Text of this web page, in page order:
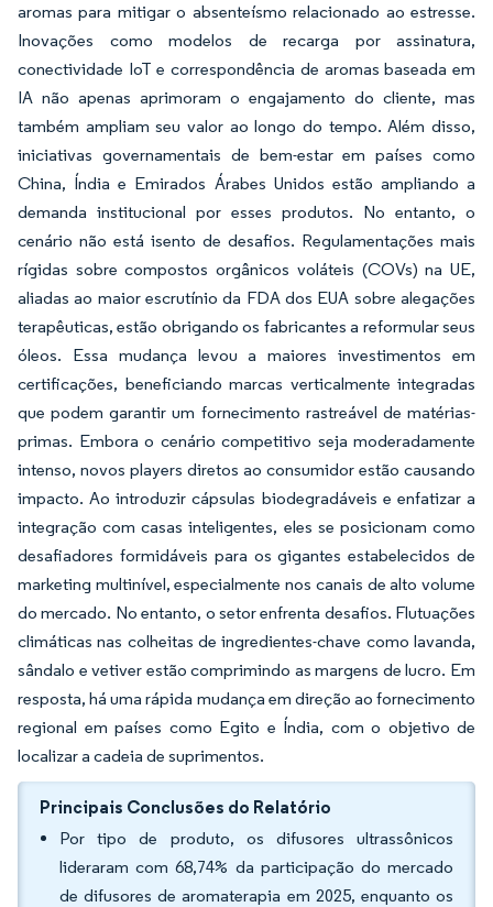
aromas para mitigar o absenteísmo relacionado ao estresse.
Inovações como modelos de recarga por assinatura,
conectividade IoT e correspondência de aromas baseada em
IA não apenas aprimoram o engajamento do cliente, mas
também ampliam seu valor ao longo do tempo. Além disso,
iniciativas governamentais de bem-estar em países como
China, Índia e Emirados Árabes Unidos estão ampliando a
demanda institucional por esses produtos. No entanto, o
cenário não está isento de desafios. Regulamentações mais
rígidas sobre compostos orgânicos voláteis (COVs) na UE,
aliadas ao maior escrutínio da FDA dos EUA sobre alegações
terapêuticas, estão obrigando os fabricantes a reformular seus
óleos. Essa mudança levou a maiores investimentos em
certificações, beneficiando marcas verticalmente integradas
que podem garantir um fornecimento rastreável de matérias-
primas. Embora o cenário competitivo seja moderadamente
intenso, novos players diretos ao consumidor estão causando
impacto. Ao introduzir cápsulas biodegradáveis e enfatizar a
integração com casas inteligentes, eles se posicionam como
desafiadores formidáveis para os gigantes estabelecidos de
marketing multinível, especialmente nos canais de alto volume
do mercado. No entanto, o setor enfrenta desafios. Flutuações
climáticas nas colheitas de ingredientes-chave como lavanda,
sândalo e vetiver estão comprimindo as margens de lucro. Em
resposta, há uma rápida mudança em direção ao fornecimento
regional em países como Egito e Índia, com o objetivo de
localizar a cadeia de suprimentos.
Principais Conclusões do Relatório
Por tipo de produto, os difusores ultrassônicos
lideraram com 68,74% da participação do mercado
de difusores de aromaterapia em 2025, enquanto os